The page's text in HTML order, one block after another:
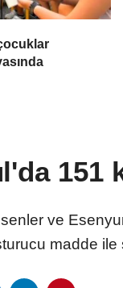
151
ve
madde ile